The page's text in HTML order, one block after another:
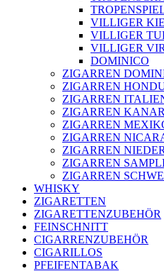
VILLIGER
VILLIGER
VILLIGER
DOMINICO
ZIGARREN
ZIGARREN
ZIGARREN
ZIGARREN
ZIGARREN
ZIGARREN
ZIGARREN
ZIGARREN
ZIGARREN
WHISKY
ZIGARETTEN
ZIGARETTENZUBEHÖR
FEINSCHNITT
CIGARRENZUBEHÖR
CIGARILLOS
PFEIFENTABAK